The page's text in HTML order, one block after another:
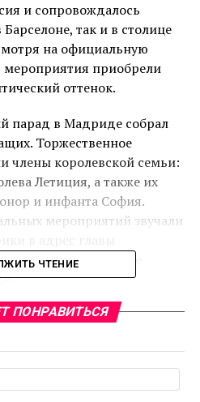
и сопровождалось
так и в столице
на официальную
мероприятия приобрели
оттенок.
парад в Мадриде собрал
Торжественное
члены королевской семьи:
Летиция, а также их
и инфанта София.
мероприятий звучали
который также
проявилось и в
место в королевской
политиками и не
по случаю
ЧТЕНИЕ
ПОНРАВИТЬСЯ